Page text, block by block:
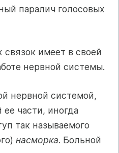
паралич голосовых
имеет в своей
нервной системы.
нервной системой,
ее части, иногда
так называемого
насморка. Больной